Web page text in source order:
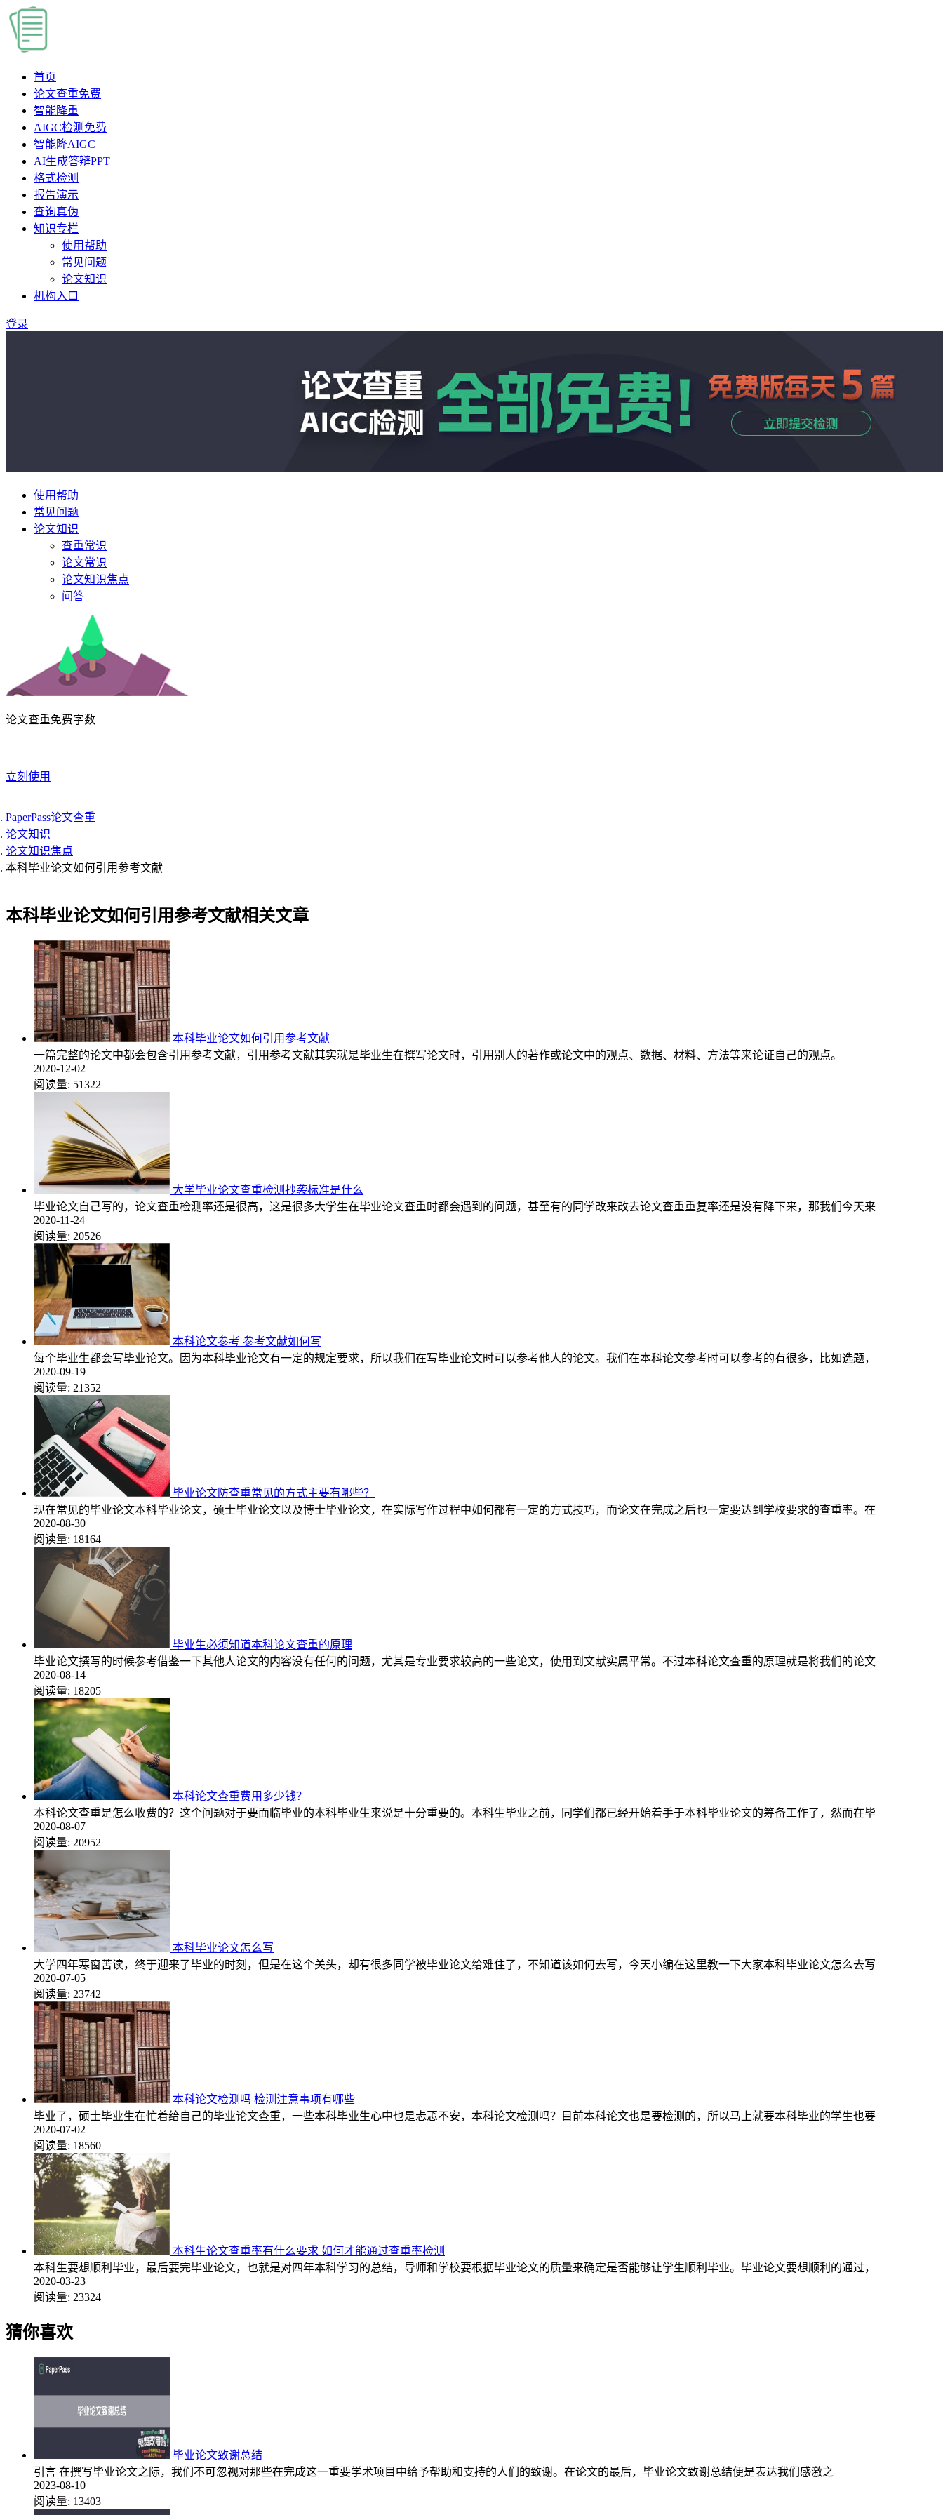
首页
论文查重免费
智能降重
AIGC检测 免费
智能降AIGC
AI生成答辩PPT
格式检测
报告演示
查询真伪
知识专栏
使用帮助
常见问题
论文知识
机构入口
登录
使用帮助
常见问题
论文知识
查重常识
论文常识
论文知识焦点
问答
论文查重免费字数
立刻使用
PaperPass论文查重
论文知识
论文知识焦点
本科毕业论文如何引用参考文献
本科毕业论文如何引用参考文献相关文章
本科毕业论文如何引用参考文献
一篇完整的论文中都会包含引用参考文献，引用参考文献其实就是毕业生在撰写论文时，引用别人的著作或论文中的观点、数据、材料、方法等来论证自己的观点。
2020-12-02
阅读量: 51322
大学毕业论文查重检测抄袭标准是什么
毕业论文自己写的，论文查重检测率还是很高，这是很多大学生在毕业论文查重时都会遇到的问题，甚至有的同学改来改去论文查重重复率还是没有降下来，那我们今天来
2020-11-24
阅读量: 20526
本科论文参考 参考文献如何写
每个毕业生都会写毕业论文。因为本科毕业论文有一定的规定要求，所以我们在写毕业论文时可以参考他人的论文。我们在本科论文参考时可以参考的有很多，比如选题，
2020-09-19
阅读量: 21352
毕业论文防查重常见的方式主要有哪些？
现在常见的毕业论文本科毕业论文，硕士毕业论文以及博士毕业论文，在实际写作过程中如何都有一定的方式技巧，而论文在完成之后也一定要达到学校要求的查重率。在
2020-08-30
阅读量: 18164
毕业生必须知道本科论文查重的原理
毕业论文撰写的时候参考借鉴一下其他人论文的内容没有任何的问题，尤其是专业要求较高的一些论文，使用到文献实属平常。不过本科论文查重的原理就是将我们的论文
2020-08-14
阅读量: 18205
本科论文查重费用多少钱？
本科论文查重是怎么收费的？这个问题对于要面临毕业的本科毕业生来说是十分重要的。本科生毕业之前，同学们都已经开始着手于本科毕业论文的筹备工作了，然而在毕
2020-08-07
阅读量: 20952
本科毕业论文怎么写
大学四年寒窗苦读，终于迎来了毕业的时刻，但是在这个关头，却有很多同学被毕业论文给难住了，不知道该如何去写，今天小编在这里教一下大家本科毕业论文怎么去写
2020-07-05
阅读量: 23742
本科论文检测吗 检测注意事项有哪些
毕业了，硕士毕业生在忙着给自己的毕业论文查重，一些本科毕业生心中也是忐忑不安，本科论文检测吗？目前本科论文也是要检测的，所以马上就要本科毕业的学生也要
2020-07-02
阅读量: 18560
本科生论文查重率有什么要求 如何才能通过查重率检测
本科生要想顺利毕业，最后要完毕业论文，也就是对四年本科学习的总结，导师和学校要根据毕业论文的质量来确定是否能够让学生顺利毕业。毕业论文要想顺利的通过，
2020-03-23
阅读量: 23324
猜你喜欢
毕业论文致谢总结
引言 在撰写毕业论文之际，我们不可忽视对那些在完成这一重要学术项目中给予帮助和支持的人们的致谢。在论文的最后，毕业论文致谢总结便是表达我们感激之
2023-08-10
阅读量: 13403